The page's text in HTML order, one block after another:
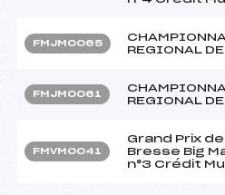
FMJM0065
REGIONAL
FMJM0061
REGIONAL
FMVM0041
Grand Prix de
Bresse Big
n°3 Crédit